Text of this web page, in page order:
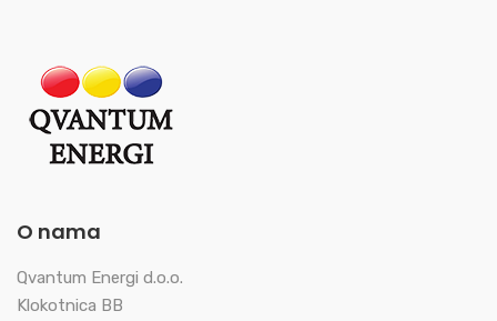
O nama
Qvantum Energi d.o.o.
Klokotnica BB